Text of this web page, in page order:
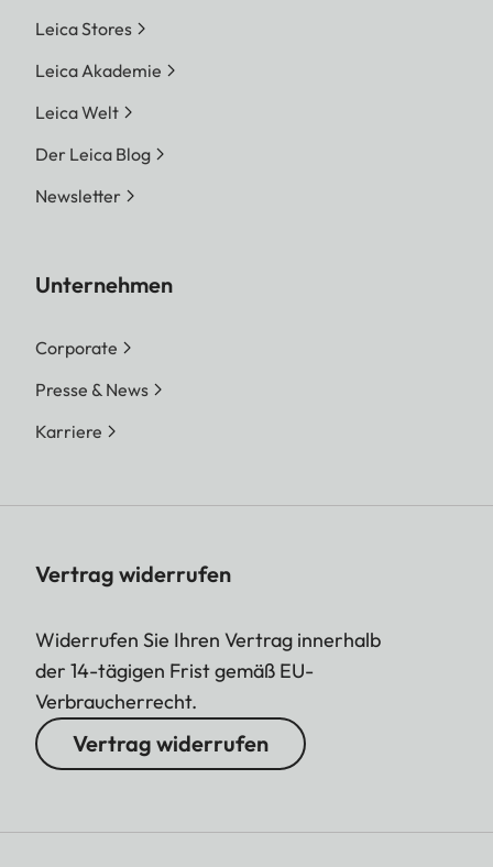
Leica Stores
Leica Akademie
Leica Welt
Der Leica Blog
Newsletter
Unternehmen
Corporate
Presse & News
Karriere
Vertrag widerrufen
Widerrufen Sie Ihren Vertrag innerhalb
der 14-tägigen Frist gemäß EU-
Verbraucherrecht.
Vertrag widerrufen